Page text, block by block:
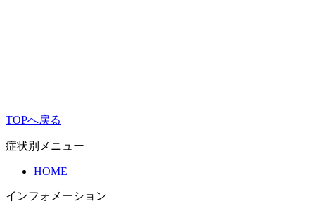
TOPへ戻る
症状別メニュー
HOME
インフォメーション